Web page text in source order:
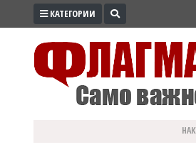
ПРОМО
КАТЕГОРИИ